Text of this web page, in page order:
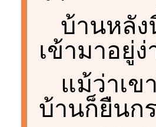
บ้านหลั
เข้ามาอยู่ง่
แม้ว่าเข
บ้านก็ยืนก